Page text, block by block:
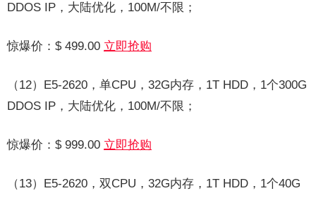
DDOS IP，大陆优化，100M/不限；
惊爆价：$ 499.00 立即抢购
（12）E5-2620，单CPU，32G内存，1T HDD，1个300G
DDOS IP，大陆优化，100M/不限；
惊爆价：$ 999.00 立即抢购
（13）E5-2620，双CPU，32G内存，1T HDD，1个40G